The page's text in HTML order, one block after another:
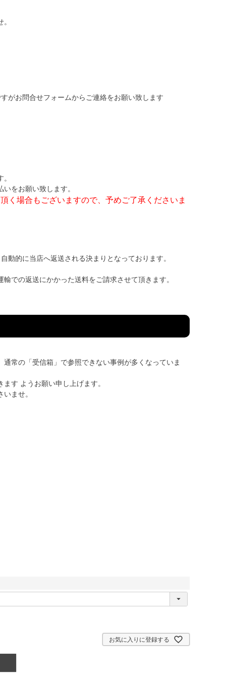
がお問合せフォームからご連絡をお願い致します
をお願い致します。
く場合もございますので、予めご了承くださいま
的に当店へ返送される決まりとなっております。
での返送にかかった送料をご請求させて頂きます。
常の「受信箱」で参照できない事例が多くなっていま
す ようお願い申し上げます。
ませ。
お気に入りに登録する